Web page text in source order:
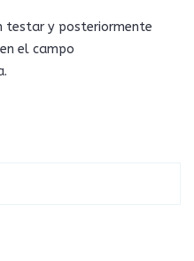
testar y posteriormente
el campo